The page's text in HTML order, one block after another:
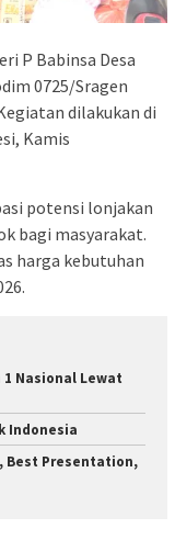
P Babinsa Desa
0725/Sragen
dilakukan di
Kamis
potensi lonjakan
bagi masyarakat.
harga kebutuhan
1 Nasional Lewat
Indonesia
Best Presentation,